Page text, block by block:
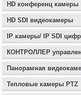
HD конференц камеры
HD SDI видеокамеры
IP камеры/ IP SDI
КОНТРОЛЛЕР
Панорамная
Тепловые камеры PTZ